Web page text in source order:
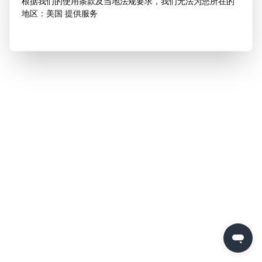
地区：美国 提供服务